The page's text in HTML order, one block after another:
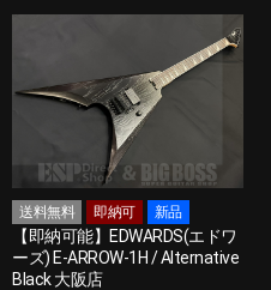
送料無料 即納可 新品
【即納可能】EDWARDS(エドワ
ーズ) E-ARROW-1H / Alternative
Black 大阪店